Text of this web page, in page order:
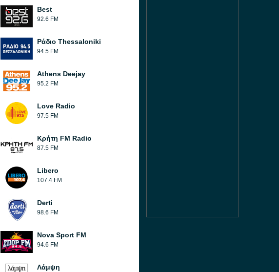
Best
92.6 FM
Ράδιο Thessaloniki
94.5 FM
Athens Deejay
95.2 FM
Love Radio
97.5 FM
Κρήτη FM Radio
87.5 FM
Libero
107.4 FM
Derti
98.6 FM
Nova Sport FM
94.6 FM
Λάμψη